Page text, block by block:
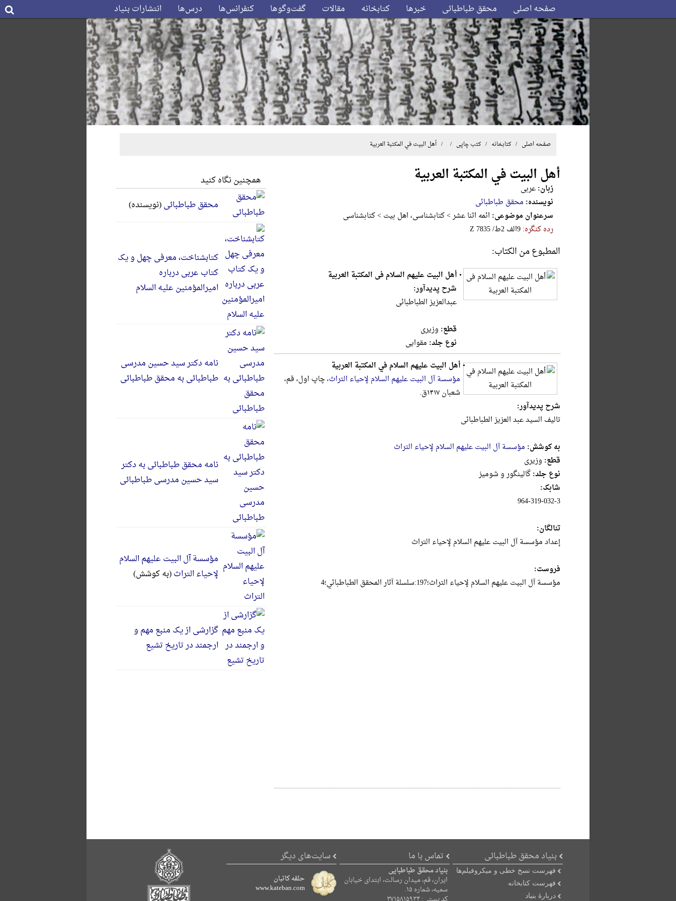
صفحه اصلی محقق طباطبائی خبرها کتابخانه مقالات گفت‌وگوها کنفرانس‌ها درس‌ها انتشارات بنیاد
صفحه اصلی / کتابخانه /کتب چاپی / / أهل البیت في المکتبة العربیة
أهل البیت في المکتبة العربیة
زبان:عربی
نویسنده: محقق طباطبائی
سرعنوان موضوعی: ائمه اثنا عشر > کتابشناسی، اهل بیت > کتابشناسی
رده کنگره:‎Z‎ ‎7‎8‎3‎5‎ ‎/‎ط‎2‎ ‎الف‎9
المطبوع من الكتاب:
•أهل البیت علیهم السلام فی المکتبة العربیة
شرح پدیدآور:
عبدالعزیز الطباطبائی
قطع: وزيرى
نوع جلد: مقوایی
•أهل البیت علیهم السلام في المکتبة العربیة
مؤسسة آل البیت علیهم السلام لإحیاء التراث، چاپ اول، قم،
شعبان ۱۴۱۷ق.
شرح پدیدآور:
تالیف السید عبد العزیز الطباطبائی
به کوشش: مؤسسة آل البیت علیهم السلام لإحیاء التراث
قطع: وزيرى
نوع جلد:گالینگور و شومیز
شابک:
964-319-032-3
تنالگان:
إعداد مؤسسة آل البیت علیهم السلام لإحیاء التراث
فروست:
مؤسسة آل البیت علیهم السلام لإحیاء التراث؛197:سلسلة آثار المحقق الطباطبائي؛4
همچنین نگاه کنید
محقق طباطبائی(نویسنده)
کتابشناخت، معرفی چهل و یک
کتاب عربی درباره
امیرالمؤمنین علیه السلام
نامه دکتر سید حسین مدرسی
طباطبائی به محقق طباطبائی
نامه محقق طباطبائی به دکتر
سید حسین مدرسی طباطبائی
مؤسسة آل البیت علیهم السلام
لإحیاء التراث(به کوشش)
گزارشی از یک منبع مهم و
ارجمند در تاریخ تشیع
بنیاد محقق طباطبائی
فهرست نسخ خطی و میکروفیلم‌ها
فهرست کتابخانه
دربارۀ بنیاد
تماس با ما
بنیاد محقق طباطبایی
ایران، قم، میدان رسالت، ابتدای خیابان
سمیه، شماره ۱۵.
سایت‌های دیگر
حلقه کاتبان
www.kateban.com